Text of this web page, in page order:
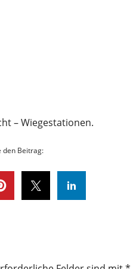
– Wiegestationen.
den Beitrag: